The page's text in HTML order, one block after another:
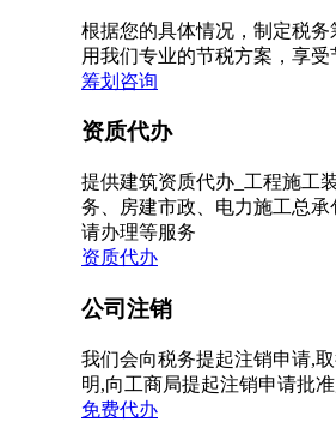
根据您的具体情况，制定税务
用我们专业的节税方案，享受
筹划咨询
资质代办
提供建筑资质代办_工程施工
务、房建市政、电力施工总承
请办理等服务
资质代办
公司注销
我们会向税务提起注销申请,
明,向工商局提起注销申请批
免费代办